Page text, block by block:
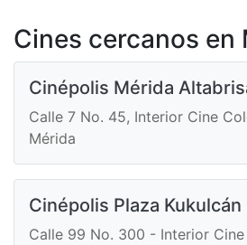
Cines cercanos en
Cinépolis Mérida
Calle 7 No. 45, Interior Cine
Mérida
Cinépolis Plaza Kukulcán
Calle 99 No. 300 - Interior